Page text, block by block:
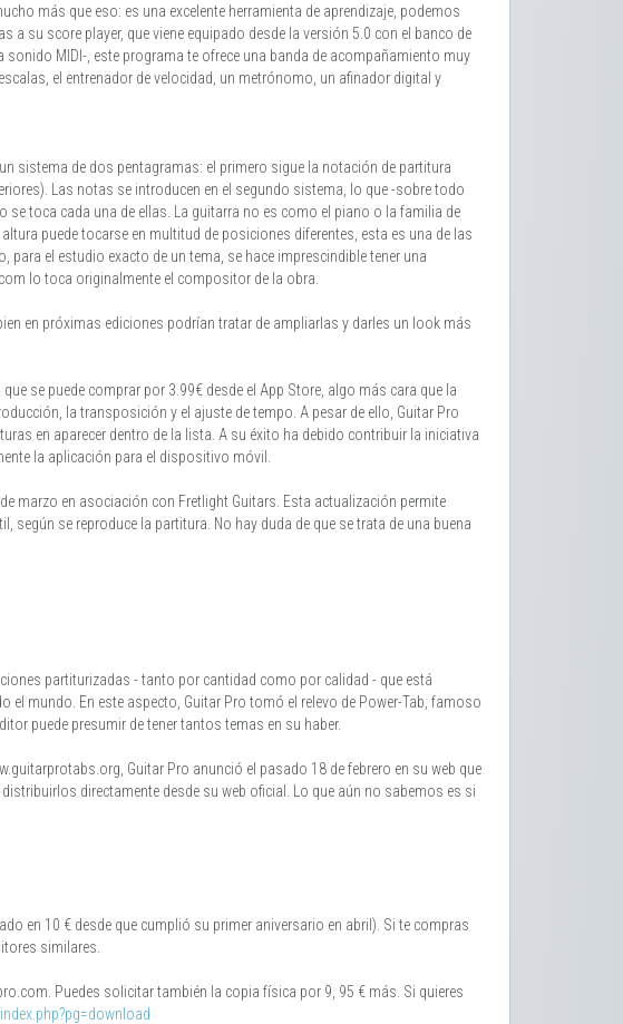
más que eso: es una excelente herramienta de aprendizaje, podemos
su score player, que viene equipado desde la versión 5.0 con el banco de
MIDI-, este programa te ofrece una banda de acompañamiento muy
el entrenador de velocidad, un metrónomo, un afinador digital y
sistema de dos pentagramas: el primero sigue la notación de partitura
Las notas se introducen en el segundo sistema, lo que -sobre todo
toca cada una de ellas. La guitarra no es como el piano o la familia de
puede tocarse en multitud de posiciones diferentes, esta es una de las
el estudio exacto de un tema, se hace imprescindible tener una
lo toca originalmente el compositor de la obra.
en próximas ediciones podrían tratar de ampliarlas y darles un look más
se puede comprar por 3.99€ desde el App Store, algo más cara que la
la transposición y el ajuste de tempo. A pesar de ello, Guitar Pro
en aparecer dentro de la lista. A su éxito ha debido contribuir la iniciativa
la aplicación para el dispositivo móvil.
marzo en asociación con Fretlight Guitars. Esta actualización permite
se reproduce la partitura. No hay duda de que se trata de una buena
partiturizadas - tanto por cantidad como por calidad - que está
mundo. En este aspecto, Guitar Pro tomó el relevo de Power-Tab, famoso
puede presumir de tener tantos temas en su haber.
Guitar Pro anunció el pasado 18 de febrero en su web que
directamente desde su web oficial. Lo que aún no sabemos es si
en 10 € desde que cumplió su primer aniversario en abril). Si te compras
similares.
Puedes solicitar también la copia física por 9, 95 € más. Si quieres